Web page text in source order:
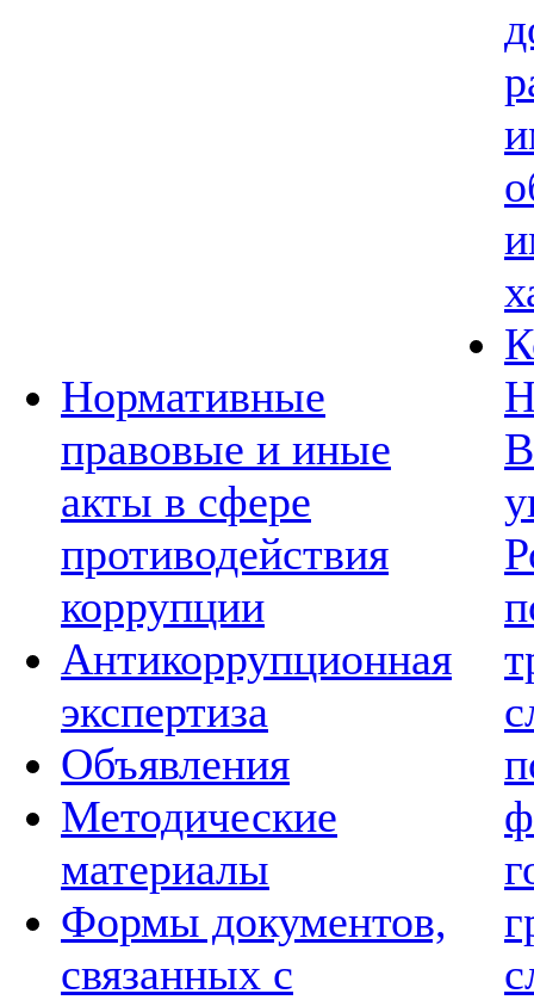
Нормативные
правовые и иные
акты в сфере
противодействия
коррупции
Антикоррупционная
экспертиза
Объявления
Методические
материалы
Формы документов,
связанных с